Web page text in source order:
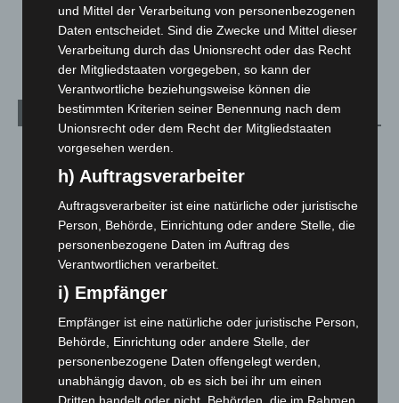
Veranstaltungen
1.887
1.270
Archiv
August 2026(12)
Juli 2026 (73)
Juni 2026(139)
Mai 2026(99)
April 2026(99)
März 2026(115)
Januar 2026(122)
Dezember 2025(103)
November 2025(114)
und Mittel der Verarbeitung von personenbezogenen
Daten entscheidet. Sind die Zwecke und Mittel dieser
Verarbeitung durch das Unionsrecht oder das Recht
der Mitgliedstaaten vorgegeben, so kann der
Verantwortliche beziehungsweise können die
bestimmten Kriterien seiner Benennung nach dem
Unionsrecht oder dem Recht der Mitgliedstaaten
vorgesehen werden.
h) Auftragsverarbeiter
Auftragsverarbeiter ist eine natürliche oder juristische
Person, Behörde, Einrichtung oder andere Stelle, die
personenbezogene Daten im Auftrag des
Verantwortlichen verarbeitet.
i) Empfänger
Empfänger ist eine natürliche oder juristische Person,
Behörde, Einrichtung oder andere Stelle, der
personenbezogene Daten offengelegt werden,
unabhängig davon, ob es sich bei ihr um einen